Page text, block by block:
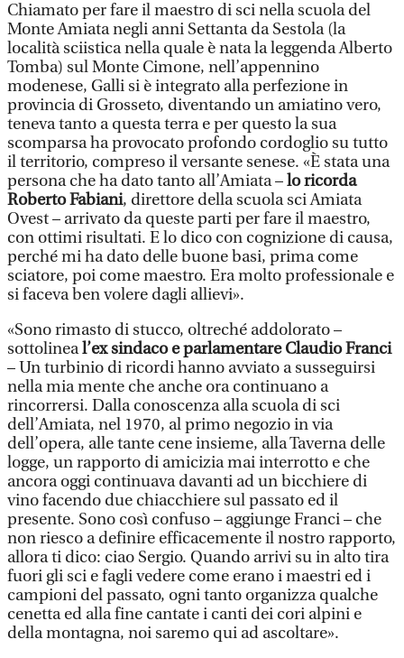
Chiamato per fare il maestro di sci nella scuola del
Monte Amiata negli anni Settanta da Sestola (la
località sciistica nella quale è nata la leggenda Alberto
Tomba) sul Monte Cimone, nell’appennino
modenese, Galli si è integrato alla perfezione in
provincia di Grosseto, diventando un amiatino vero,
teneva tanto a questa terra e per questo la sua
scomparsa ha provocato profondo cordoglio su tutto
il territorio, compreso il versante senese. «È stata una
persona che ha dato tanto all’Amiata –lo ricorda
Roberto Fabiani, direttore della scuola sci Amiata
Ovest – arrivato da queste parti per fare il maestro,
con ottimi risultati. E lo dico con cognizione di causa,
perché mi ha dato delle buone basi, prima come
sciatore, poi come maestro. Era molto professionale e
si faceva ben volere dagli allievi».
«Sono rimasto di stucco, oltreché addolorato –
sottolineal’ex sindaco e parlamentare Claudio Franci
– Un turbinio di ricordi hanno avviato a susseguirsi
nella mia mente che anche ora continuano a
rincorrersi. Dalla conoscenza alla scuola di sci
dell’Amiata, nel 1970, al primo negozio in via
dell’opera, alle tante cene insieme, alla Taverna delle
logge, un rapporto di amicizia mai interrotto e che
ancora oggi continuava davanti ad un bicchiere di
vino facendo due chiacchiere sul passato ed il
presente. Sono così confuso – aggiunge Franci – che
non riesco a definire efficacemente il nostro rapporto,
allora ti dico: ciao Sergio. Quando arrivi su in alto tira
fuori gli sci e fagli vedere come erano i maestri ed i
campioni del passato, ogni tanto organizza qualche
cenetta ed alla fine cantate i canti dei cori alpini e
della montagna, noi saremo qui ad ascoltare».